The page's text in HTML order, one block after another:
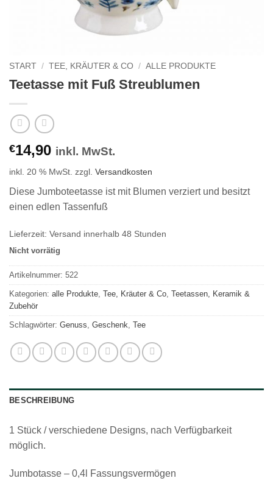
START / TEE, KRÄUTER & CO / ALLE PRODUKTE
Teetasse mit Fuß Streublumen
€14,90 inkl. MwSt.
inkl. 20 % MwSt. zzgl. Versandkosten
Diese Jumboteetasse ist mit Blumen verziert und besitzt
einen edlen Tassenfuß
Lieferzeit: Versand innerhalb 48 Stunden
Nicht vorrätig
Artikelnummer: 522
Kategorien: alle Produkte, Tee, Kräuter & Co, Teetassen, Keramik &
Zubehör
Schlagwörter: Genuss, Geschenk, Tee
BESCHREIBUNG
1 Stück / verschiedene Designs, nach Verfügbarkeit
möglich.
Jumbotasse – 0,4l Fassungsvermögen